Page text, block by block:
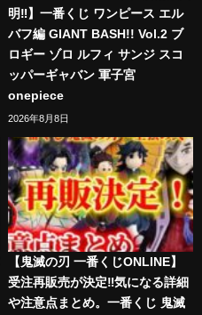
明‼︎】一番くじ ワンピース エル
バフ編 GIANT BASH!! Vol.2 ブ
ロギー ゾロ ルフィ サンジ スコ
ッパーギャバン 軍子宮
onepiece
2026年8月8日
【鬼滅の刃 一番くじONLINE】
受注再販売が決定‼️気になる詳細
や注意点まとめ。一番くじ 鬼滅